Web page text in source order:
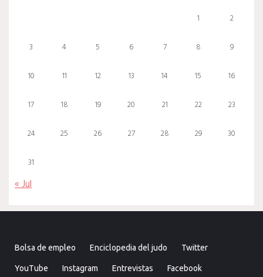
1 2
3 4 5 6 7 8 9
10 11 12 13 14 15 16
17 18 19 20 21 22 23
24 25 26 27 28 29 30
31
« Jul
Bolsa de empleo Enciclopedia del judo Twitter
YouTube Instagram Entrevistas Facebook